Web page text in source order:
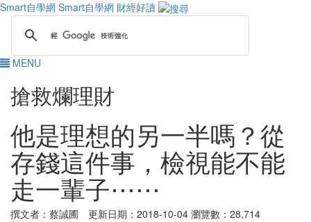
Smart自學網 Smart自學網 財經好讀
MENU
搶救爛理財
他是理想的另一半嗎？從
存錢這件事，檢視能不能
走一輩子⋯⋯
撰文者：蔡誠圃 更新日期：2018-10-04 瀏覽數：28,714